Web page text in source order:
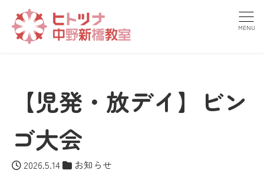
MENU
【児発・放デイ】ビン
ゴ大会
2026.5.14 お知らせ